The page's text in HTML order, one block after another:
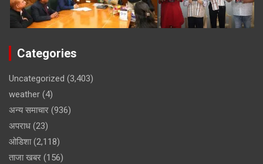
Categories
Uncategorized (3,403)
weather (4)
अन्य समाचार (936)
अपराध (23)
ओडिशा(2,118)
ताजा खबर (156)